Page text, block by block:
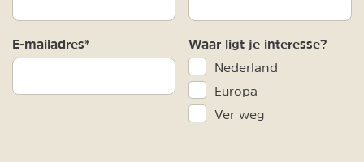
E-mailadres* Waar ligt je interesse?
Nederland
Europa
Ver weg